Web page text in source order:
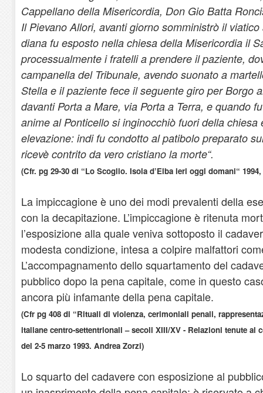
Cappellano della Misericordia, Don Gio Batta
Il Pievano Allori, avanti giorno somministrò il
diana fu esposto nella chiesa della Misericordia il
processualmente i fratelli a prendere il paziente,
campanella del Tribunale, avendo suonato a
Stella e il paziente fece il seguente giro per Borgo
davanti Porta a Mare, via Porta a Terra, e quando
anime al Ponticello si inginocchiò fuori della
elevazione: indi fu condotto al patibolo preparato
ricevè contrito da vero cristiano la morte“.
(Cfr. pg 29-30 di “Lo Scoglio. Isola d’Elba ieri oggi domani“ 1994,
La impiccagione è uno dei modi prevalenti della
con la decapitazione. L’impiccagione è ritenuta
l’esposizione alla quale veniva sottoposto il
modesta condizione, intesa a colpire malfattori
L’accompagnamento dello squartamento del
pubblico dopo la pena capitale, come in questo
ancora più infamante della pena capitale.
(Cfr pg 408 di “Rituali di violenza, cerimoniali penali,
italiane centro-settentrionali – secoli XIII/XV - Relazioni tenute al
del 2-5 marzo 1993. Andrea Zorzi)
Lo squarto del cadavere con esposizione al